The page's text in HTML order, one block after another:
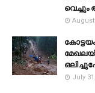
August
July